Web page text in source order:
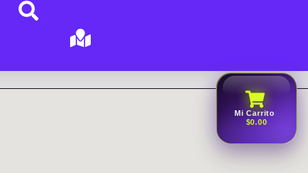
Mi Carrito
$0.00